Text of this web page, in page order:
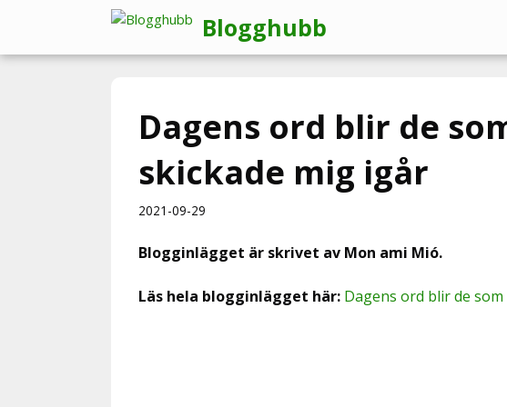
innehåll
Blogghubb
Dagens ord blir de
skickade mig igår
2021-09-29
Blogginlägget är skrivet av Mon ami Mió.
Läs hela blogginlägget här: Dagens ord blir de